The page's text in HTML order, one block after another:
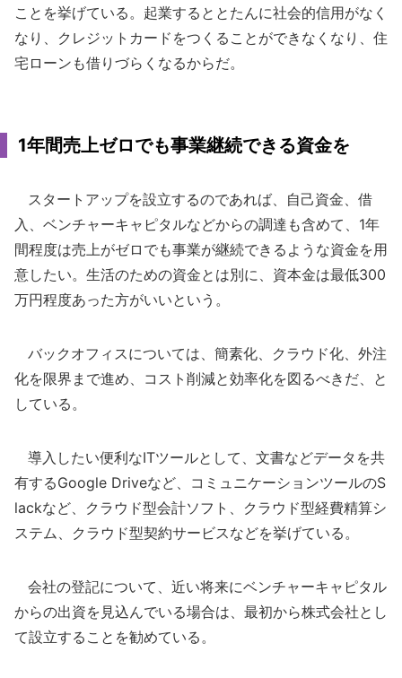
ことを挙げている。起業するととたんに社会的信用がなく
なり、クレジットカードをつくることができなくなり、住
宅ローンも借りづらくなるからだ。
1年間売上ゼロでも事業継続できる資金を
スタートアップを設立するのであれば、自己資金、借
入、ベンチャーキャピタルなどからの調達も含めて、1年
間程度は売上がゼロでも事業が継続できるような資金を用
意したい。生活のための資金とは別に、資本金は最低300
万円程度あった方がいいという。
バックオフィスについては、簡素化、クラウド化、外注
化を限界まで進め、コスト削減と効率化を図るべきだ、と
している。
導入したい便利なITツールとして、文書などデータを共
有するGoogle Driveなど、コミュニケーションツールのS
lackなど、クラウド型会計ソフト、クラウド型経費精算シ
ステム、クラウド型契約サービスなどを挙げている。
会社の登記について、近い将来にベンチャーキャピタル
からの出資を見込んでいる場合は、最初から株式会社とし
て設立することを勧めている。